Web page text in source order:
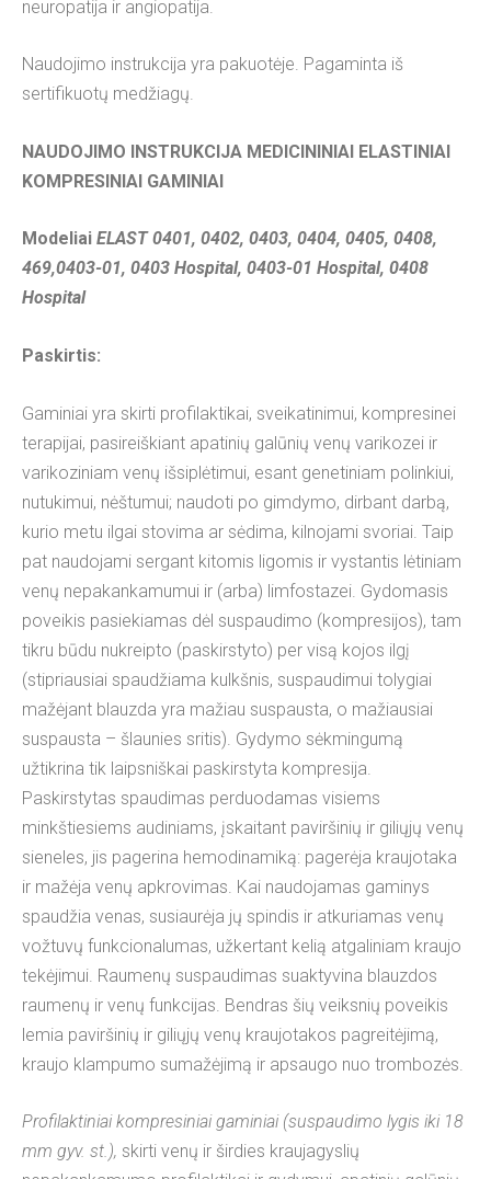
neuropatija ir angiopatija.
Naudojimo instrukcija yra pakuotėje. Pagaminta iš
sertifikuotų medžiagų.
NAUDOJIMO INSTRUKCIJA MEDICININIAI ELASTINIAI
KOMPRESINIAI GAMINIAI
Modeliai ELAST 0401, 0402, 0403, 0404, 0405, 0408,
469,0403-01, 0403 Hospital, 0403-01 Hospital, 0408
Hospital
Paskirtis:
Gaminiai yra skirti profilaktikai, sveikatinimui, kompresinei
terapijai, pasireiškiant apatinių galūnių venų varikozei ir
varikoziniam venų išsiplėtimui, esant genetiniam polinkiui,
nutukimui, nėštumui; naudoti po gimdymo, dirbant darbą,
kurio metu ilgai stovima ar sėdima, kilnojami svoriai. Taip
pat naudojami sergant kitomis ligomis ir vystantis lėtiniam
venų nepakankamumui ir (arba) limfostazei. Gydomasis
poveikis pasiekiamas dėl suspaudimo (kompresijos), tam
tikru būdu nukreipto (paskirstyto) per visą kojos ilgį
(stipriausiai spaudžiama kulkšnis, suspaudimui tolygiai
mažėjant blauzda yra mažiau suspausta, o mažiausiai
suspausta – šlaunies sritis). Gydymo sėkmingumą
užtikrina tik laipsniškai paskirstyta kompresija.
Paskirstytas spaudimas perduodamas visiems
minkštiesiems audiniams, įskaitant paviršinių ir giliųjų venų
sieneles, jis pagerina hemodinamiką: pagerėja kraujotaka
ir mažėja venų apkrovimas. Kai naudojamas gaminys
spaudžia venas, susiaurėja jų spindis ir atkuriamas venų
vožtuvų funkcionalumas, užkertant kelią atgaliniam kraujo
tekėjimui. Raumenų suspaudimas suaktyvina blauzdos
raumenų ir venų funkcijas. Bendras šių veiksnių poveikis
lemia paviršinių ir giliųjų venų kraujotakos pagreitėjimą,
kraujo klampumo sumažėjimą ir apsaugo nuo trombozės.
Profilaktiniai kompresiniai gaminiai (suspaudimo lygis iki 18
mm gyv. st.), skirti venų ir širdies kraujagyslių